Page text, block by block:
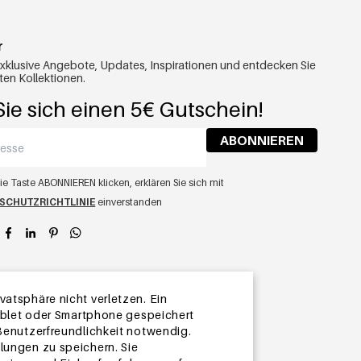
nicht verletzen. Ein
oder Smartphone gespeichert
notwendig.
zu speichern. Sie
Angebote, Updates, Inspirationen und entdecken Sie
Kollektionen.
sich einen 5€ Gutschein!
ABONNIEREN
Taste ABONNIEREN klicken, erklären Sie sich mit
einverstanden